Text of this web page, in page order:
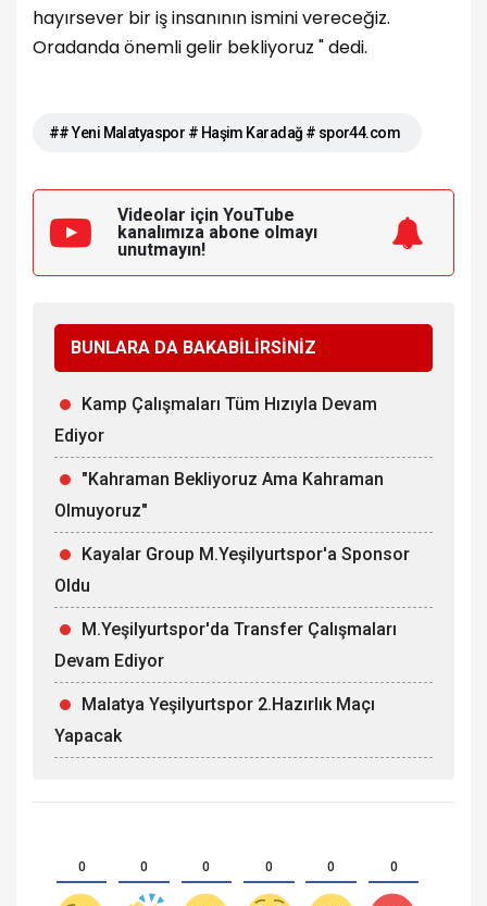
hayırsever bir iş insanının ismini vereceğiz.
Oradanda önemli gelir bekliyoruz " dedi.
## Yeni Malatyaspor # Haşim Karadağ # spor44.com
Videolar için YouTube
kanalımıza abone olmayı
unutmayın!
BUNLARA DA BAKABİLİRSİNİZ
Kamp Çalışmaları Tüm Hızıyla Devam
Ediyor
"Kahraman Bekliyoruz Ama Kahraman
Olmuyoruz"
Kayalar Group M.Yeşilyurtspor'a Sponsor
Oldu
M.Yeşilyurtspor'da Transfer Çalışmaları
Devam Ediyor
Malatya Yeşilyurtspor 2.Hazırlık Maçı
Yapacak
0 0 0 0 0 0